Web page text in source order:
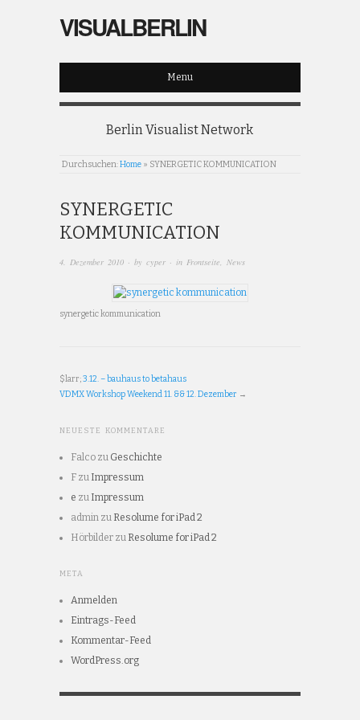
VISUALBERLIN
Menu
Berlin Visualist Network
Durchsuchen:Home » SYNERGETIC KOMMUNICATION
SYNERGETIC
KOMMUNICATION
4. Dezember 2010 · by cyper · in Frontseite, News
synergetic kommunication
$larr;3.12. – bauhaus to betahaus
VDMX Workshop Weekend 11. && 12. Dezember →
NEUESTE KOMMENTARE
Falco zu Geschichte
F zu Impressum
e zu Impressum
admin zu Resolume for iPad 2
Hörbilder zu Resolume for iPad 2
META
Anmelden
Eintrags-Feed
Kommentar-Feed
WordPress.org